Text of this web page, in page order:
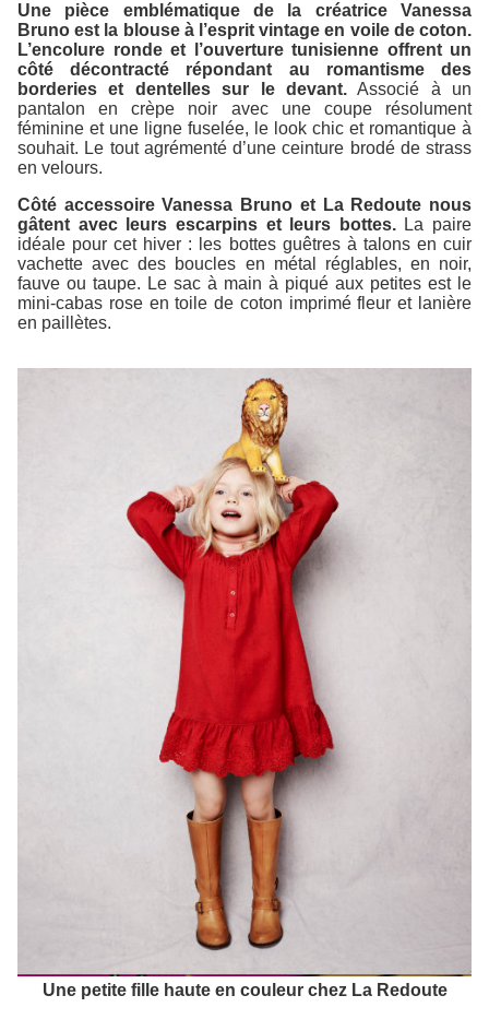
Une pièce emblématique de la créatrice Vanessa
Bruno est la blouse à l’esprit vintage en voile de coton.
L’encolure ronde et l’ouverture tunisienne offrent un
côté décontracté répondant au romantisme des
borderies et dentelles sur le devant.Associé à un
pantalon en crèpe noir avec une coupe résolument
féminine et une ligne fuselée, le look chic et romantique à
souhait. Le tout agrémenté d’une ceinture brodé de strass
en velours.
Côté accessoire Vanessa Bruno et La Redoute nous
gâtent avec leurs escarpins et leurs bottes.La paire
idéale pour cet hiver : les bottes guêtres à talons en cuir
vachette avec des boucles en métal réglables, en noir,
fauve ou taupe. Le sac à main à piqué aux petites est le
mini-cabas rose en toile de coton imprimé fleur et lanière
en paillètes.
Une petite fille haute en couleur chez La Redoute